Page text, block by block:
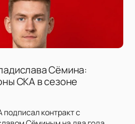
Сёмина:
СКА в сезоне
контракт с